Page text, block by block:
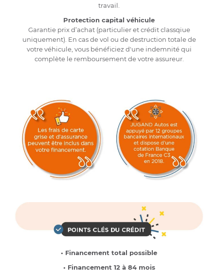
travail.
Protection capital véhicule
Garantie prix d’achat (particulier et crédit classqiue
uniquement). En cas de vol ou de destruction totale de
votre véhicule, vous bénéficiez d'une indemnité qui
complète le remboursement de votre assureur.
• Financement total possible
• Financement 12 à 84 mois